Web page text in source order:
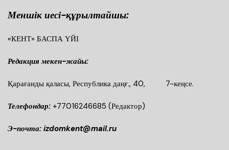
Меншік иесі-құрылтайшы:
«КЕНТ» БАСПА ҮЙІ
Редакция мекен-жайы:
Қарағанды қаласы, Республика даңғ., 40, 7-кеңсе.
Телефондар: +77016246685 (Редактор)
Э-почта: izdomkent@mail.ru